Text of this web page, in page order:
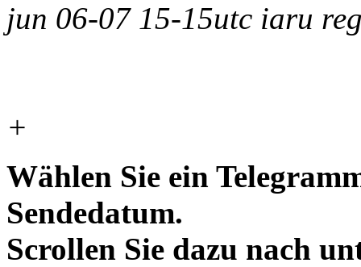
jun 06-07 15-15utc iaru
+
Wählen Sie ein
Sendedatum.
Scrollen Sie dazu nach